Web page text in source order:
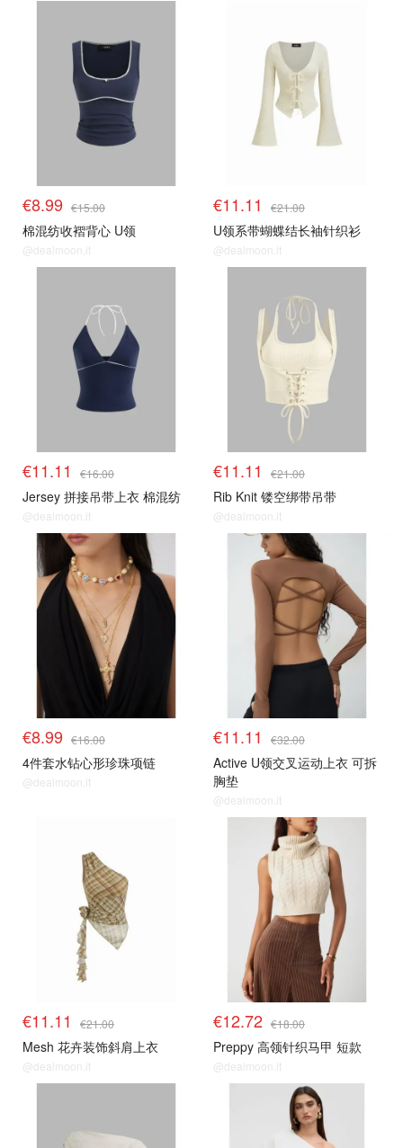
€8.99 €15.00
棉混纺收褶背心 U领
@dealmoon.it
€11.11 €21.00
U领系带蝴蝶结长袖针织衫
@dealmoon.it
€11.11 €16.00
Jersey 拼接吊带上衣 棉混纺
@dealmoon.it
€11.11 €21.00
Rib Knit 镂空绑带吊带
@dealmoon.it
€8.99 €16.00
4件套水钻心形珍珠项链
@dealmoon.it
€11.11 €32.00
Active U领交叉运动上衣 可拆
胸垫
@dealmoon.it
€11.11 €21.00
Mesh 花卉装饰斜肩上衣
@dealmoon.it
€12.72 €18.00
Preppy 高领针织马甲 短款
@dealmoon.it